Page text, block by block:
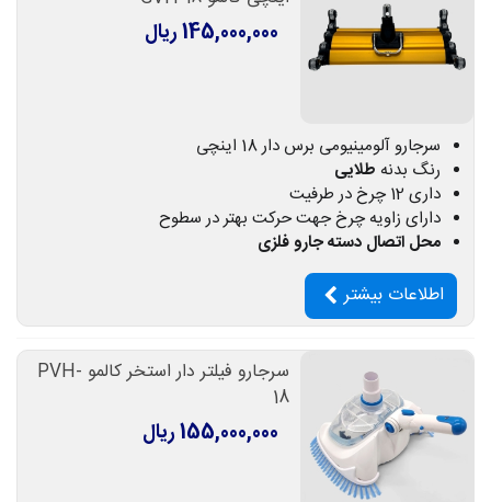
145,000,000 ریال
سرجارو آلومینیومی برس دار 18 اینچی
رنگ بدنه طلایی
داری 12 چرخ در طرفیت
دارای زاویه چرخ جهت حرکت بهتر در سطوح
محل اتصال دسته جارو فلزی
اطلاعات بیشتر
سرجارو فیلتر دار استخر کالمو PVH-
18
155,000,000 ریال